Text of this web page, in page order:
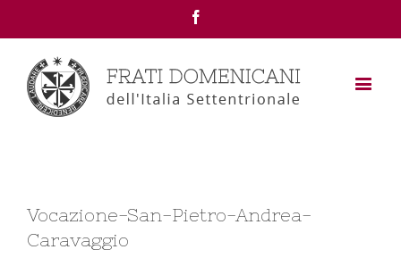
Vocazione-San-Pietro-Andrea-
Caravaggio